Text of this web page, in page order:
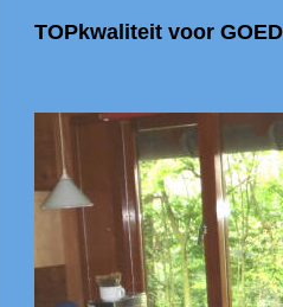
TOPkwaliteit voor